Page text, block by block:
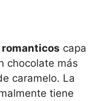
capa
chocolate más
caramelo. La
tiene